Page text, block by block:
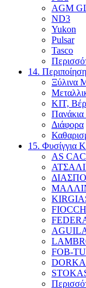
AGM
ND3
Yukon
Pulsar
Tasco
14.
Ξύλινα
ΚΙΤ,
Διάφορα
15. Φυσίγγια
AS
FOB-